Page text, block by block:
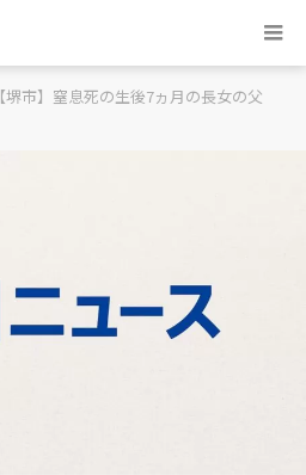
【堺市】窒息死の生後7ヵ月の長女の父